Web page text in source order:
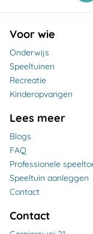
Voor wie
Onderwijs
Speeltuinen
Recreatie
Kinderopvangen
Lees meer
Blogs
FAQ
Professionele
Speeltuin aanleggen
Contact
Contact